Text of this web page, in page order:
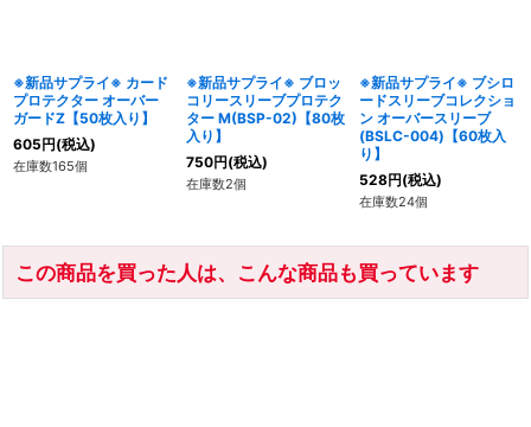
※新品サプライ※ カード
プロテクター オーバー
ガードZ【50枚入り】
605円(税込)
在庫数165個
※新品サプライ※ ブロッ
コリースリーブプロテク
ター M(BSP-02)【80枚
入り】
750円(税込)
在庫数2個
※新品サプライ※ ブシロ
ードスリーブコレクショ
ン オーバースリーブ
(BSLC-004)【60枚入
り】
528円(税込)
在庫数24個
この商品を買った人は、こんな商品も買っています